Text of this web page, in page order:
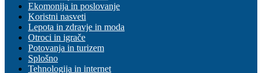
Ekomonija in poslovanje
Koristni nasveti
Lepota in zdravje in moda
Otroci in igrače
Potovanja in turizem
Splošno
Tehnologija in internet